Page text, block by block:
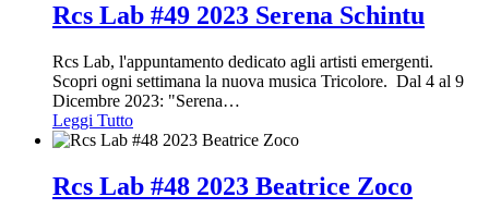
Rcs Lab #49 2023 Serena Schintu
Rcs Lab, l'appuntamento dedicato agli artisti emergenti.
Scopri ogni settimana la nuova musica Tricolore. Dal 4 al 9
Dicembre 2023: "Serena…
Leggi Tutto
Rcs Lab #48 2023 Beatrice Zoco